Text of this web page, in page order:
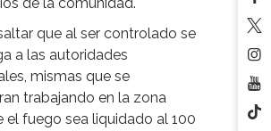
que al ser controlado se
a las autoridades
mismas que se
trabajando en la zona
el fuego sea liquidado al 100